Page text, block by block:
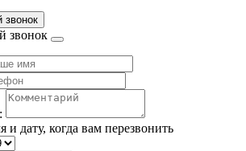
звонок
звонок
и дату, когда вам перезвонить